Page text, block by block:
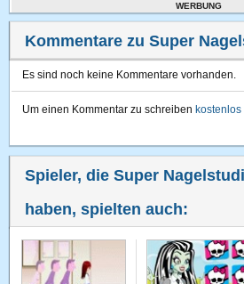
WERBUNG
Kommentare zu Super
Es sind noch keine Kommentare vorhanden.
Um einen Kommentar zu schreiben
Spieler, die Super
haben, spielten auch: